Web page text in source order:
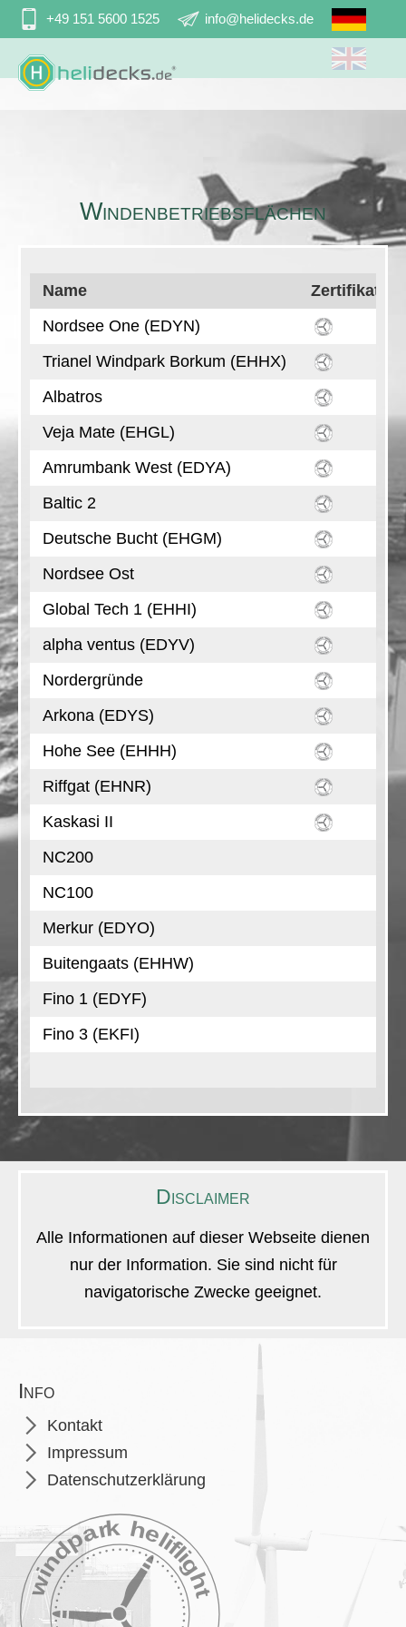
Navigation
überspringen
+49 151 5600 1525 info@helidecks.de
Windenbetriebsflächen
Name
Zertifikat
Nordsee One (EDYN)
Trianel Windpark Borkum (EHHX)
Albatros
Veja Mate (EHGL)
Amrumbank West (EDYA)
Baltic 2
Deutsche Bucht (EHGM)
Nordsee Ost
Global Tech 1 (EHHI)
alpha ventus (EDYV)
Nordergründe
Arkona (EDYS)
Hohe See (EHHH)
Riffgat (EHNR)
Kaskasi II
NC200
NC100
Merkur (EDYO)
Buitengaats (EHHW)
Fino 1 (EDYF)
Fino 3 (EKFI)
Disclaimer
Alle Informationen auf dieser Webseite dienen
nur der Information. Sie sind nicht für
navigatorische Zwecke geeignet.
Info
Navigation
überspringen
Kontakt
Impressum
Datenschutzerklärung